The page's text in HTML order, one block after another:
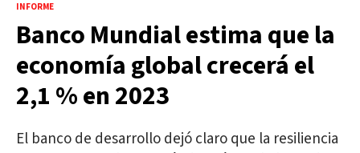
INFORME
Banco Mundial estima que la
economía global crecerá el
2,1 % en 2023
El banco de desarrollo dejó claro que la resiliencia